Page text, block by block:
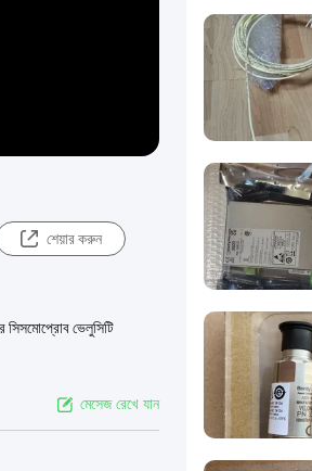
শেয়ার করুন
সিসমোপ্রোব ভেলুসিটি
মেসেজ রেখে যান